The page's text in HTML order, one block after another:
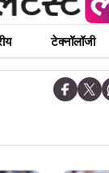
टेक्नॉलॉजी